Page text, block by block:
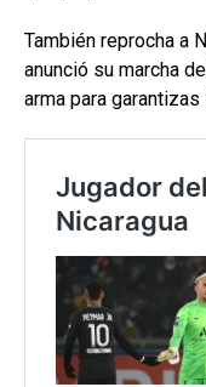
También reprocha a
anunció su marcha
arma para